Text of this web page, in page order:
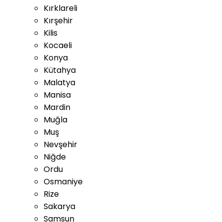
Kırklareli
Kırşehir
Kilis
Kocaeli
Konya
Kütahya
Malatya
Manisa
Mardin
Muğla
Muş
Nevşehir
Niğde
Ordu
Osmaniye
Rize
Sakarya
Samsun